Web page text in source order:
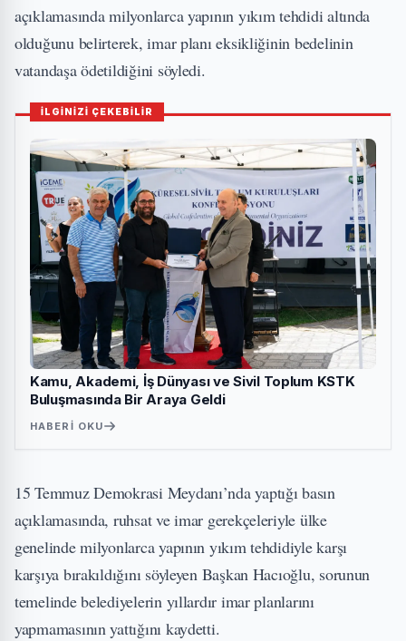
açıklamasında milyonlarca yapının yıkım tehdidi altında
olduğunu belirterek, imar planı eksikliğinin bedelinin
vatandaşa ödetildiğini söyledi.
İLGİNİZİ ÇEKEBİLİR
Kamu, Akademi, İş Dünyası ve Sivil Toplum KSTK
Buluşmasında Bir Araya Geldi
HABERI OKU
15 Temmuz Demokrasi Meydanı’nda yaptığı basın
açıklamasında, ruhsat ve imar gerekçeleriyle ülke
genelinde milyonlarca yapının yıkım tehdidiyle karşı
karşıya bırakıldığını söyleyen Başkan Hacıoğlu, sorunun
temelinde belediyelerin yıllardır imar planlarını
yapmamasının yattığını kaydetti.